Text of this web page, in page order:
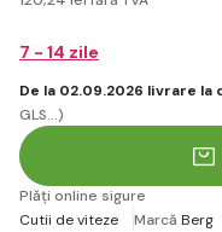
7 - 14 zile
De la 02.09.2026 livrare la
GLS...)
Plăți online sigure
Cutii de viteze
Marcă Berg